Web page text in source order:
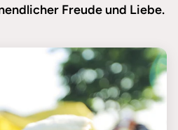
Freude und Liebe.